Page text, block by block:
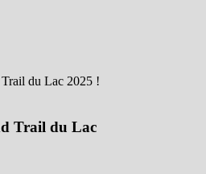
du Lac 2025 !
Trail du Lac